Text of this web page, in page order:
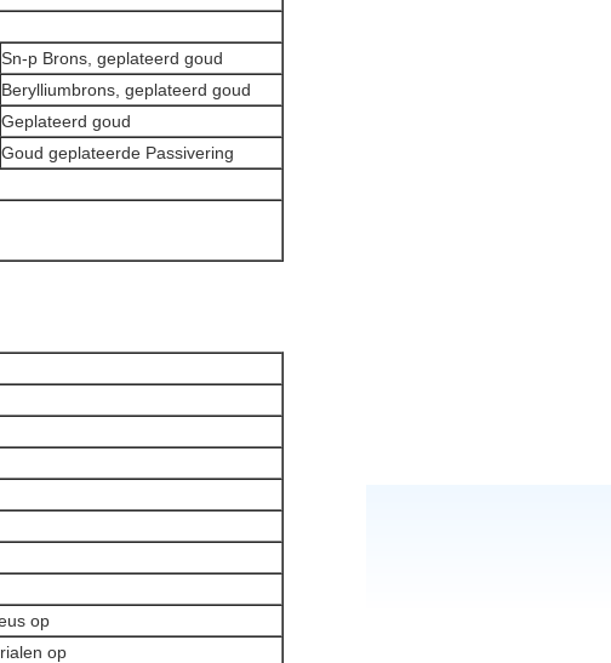
Sn-p Brons, geplateerd goud
Berylliumbrons, geplateerd goud
Geplateerd goud
Goud geplateerde Passivering
op
op